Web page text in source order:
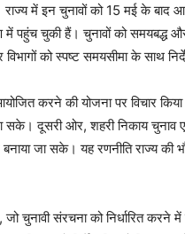
में इन चुनावों को 15 मई के बाद
पहुंच चुकी हैं। चुनावों को समयबद्ध
को स्पष्ट समयसीमा के साथ
करने की योजना पर विचार किया
सके। दूसरी ओर, शहरी निकाय चुनाव
जा सके। यह रणनीति राज्य की
चुनावी संरचना को निर्धारित करने